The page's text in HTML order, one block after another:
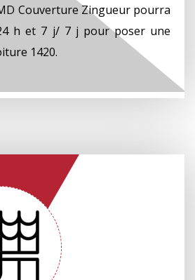
Couverture Zingueur pourra
h et 7 j/ 7 j pour poser une
1420.